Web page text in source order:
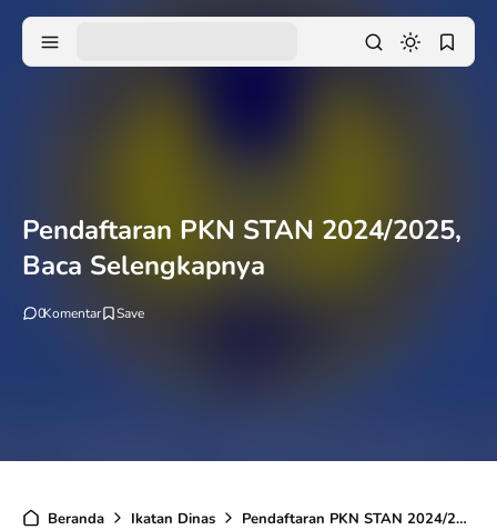
Pendaftaran PKN STAN 2024/2025,
Baca Selengkapnya
0Komentar
Beranda Ikatan Dinas Pendaftaran PKN STAN 2024/2025, Baca Selengkapnya